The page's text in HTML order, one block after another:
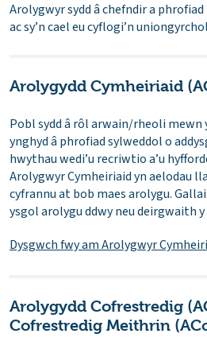
Arolygwyr sydd â chefndir a
ac sy’n cael eu cyflogi’n
Arolygydd Cymheiriaid
Pobl sydd â rôl arwain/rheoli mewn
ynghyd â phrofiad sylweddol o
hwythau wedi’u recriwtio a’u
Arolygwyr Cymheiriaid yn aelodau
cyfrannu at bob maes arolygu.
ysgol arolygu ddwy neu deirgwaith
Dysgwch fwy am Arolygwyr
Arolygydd Cofrestredig
Cofrestredig Meithrin